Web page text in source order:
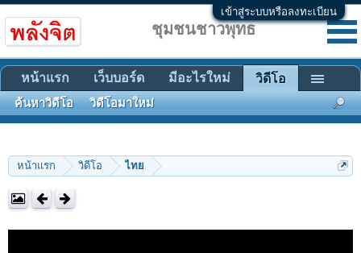
เข้าสู่ระบบหรือลงทะเบียน
หน้าแรก วิดีโอ ไทย
ชุมชนชาวพุทธ
หน้าแรก เว็บบอร์ด มีอะไรใหม่ วิดีโอ
ค้นหาวิดีโอ วิดีโอมาใหม่